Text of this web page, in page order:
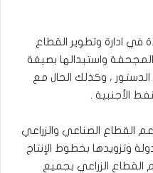
في ادارة وتطوير القطاع
واستبدالها بصيغة
الدستور ، وكذلك الحال مع
الأجنبية .
القطاع الصناعي والزراعي
وتزويدها بخطوط الإنتاج
القطاع الزراعي بجميع